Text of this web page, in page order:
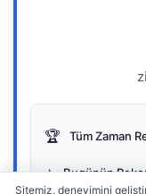
🏆 Tüm Zaman
⭐ Bugünün
Sitemiz, deneyimini